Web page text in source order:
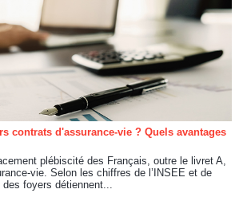
contrats d'assurance-vie ? Quels avantages
plébiscité des Français, outre le livret A,
vie. Selon les chiffres de l’INSEE et de
foyers détiennent...